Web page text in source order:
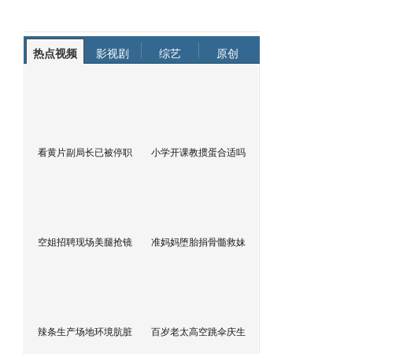
热点视频 影视剧 综艺 原创
看黄片副局长已被停职 小学开课教掼蛋合适吗
空姐招聘现场美腿抢镜 准妈妈堕胎捐骨髓救妹
辣条生产场地环境肮脏 百岁老太高空跳伞庆生